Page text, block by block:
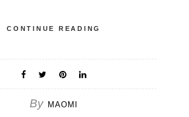
CONTINUE READING
By MAOMI